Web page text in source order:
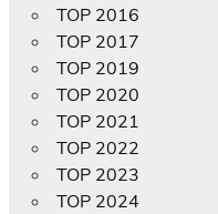
TOP 2016
TOP 2017
TOP 2019
TOP 2020
TOP 2021
TOP 2022
TOP 2023
TOP 2024